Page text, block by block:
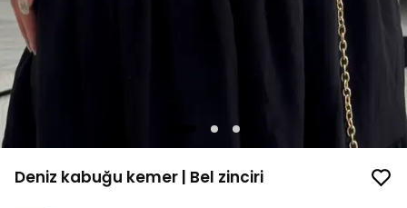
Deniz kabuğu kemer | Bel zinciri